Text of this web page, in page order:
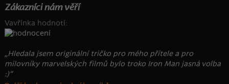
Zákazníci nám věří
Vavřínka hodnotí:
„Hledala jsem originální tričko pro mého přítele a pro
milovníky marvelských filmů bylo troko Iron Man jasná volba
:)“